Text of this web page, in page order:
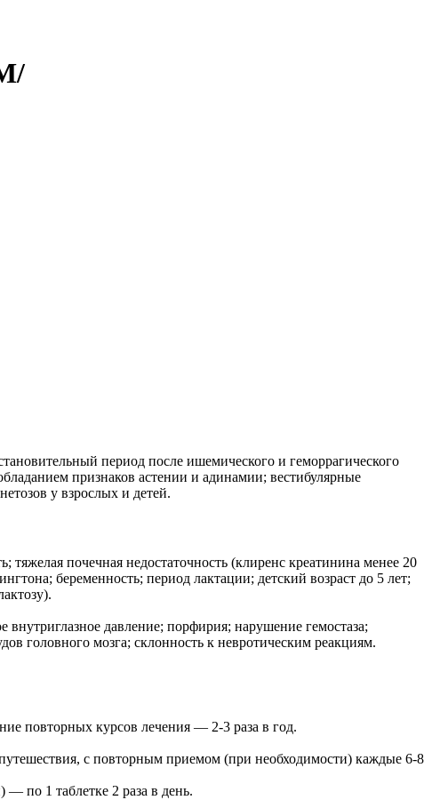
период после ишемического и геморрагического
признаков астении и адинамии; вестибулярные
у взрослых и детей.
почечная недостаточность (клиренс креатинина менее 20
беременность; период лактации; детский возраст до 5 лет;
давление; порфирия; нарушение гемостаза;
головного мозга; склонность к невротическим реакциям.
повторных курсов лечения — 2-3 раза в год.
с повторным приемом (при необходимости) каждые 6-8
по 1 таблетке 2 раза в день.